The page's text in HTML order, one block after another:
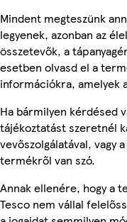
Mindent megteszünk
legyenek, azonban az
összetevők, a
esetben olvasd el a
információkra, amelyek
Ha bármilyen kérdésed
tájékoztatást szeretnél
vevőszolgálatával, vagy
termékről van szó.
Annak ellenére, hogy a
Tesco nem vállal